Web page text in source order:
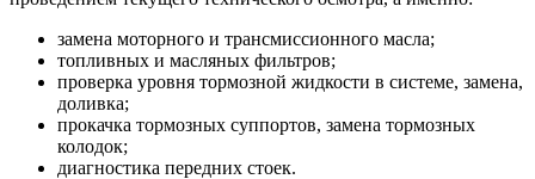
замена моторного и трансмиссионного масла;
топливных и масляных фильтров;
проверка уровня тормозной жидкости в системе, замена,
доливка;
прокачка тормозных суппортов, замена тормозных
колодок;
диагностика передних стоек.